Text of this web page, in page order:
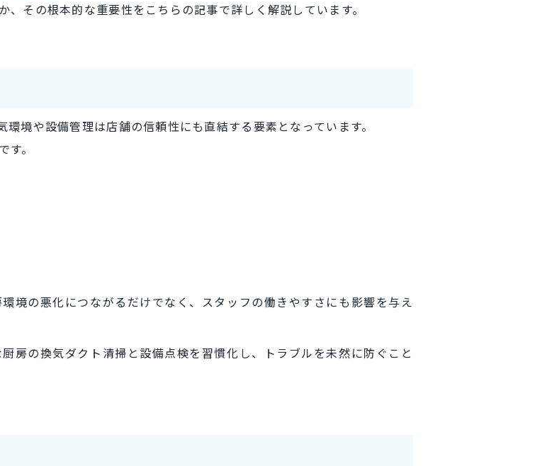
その根本的な重要性をこちらの記事で詳しく解説しています。
境や設備管理は店舗の信頼性にも直結する要素となっています。
。
境の悪化につながるだけでなく、スタッフの働きやすさにも影響を与え
房の換気ダクト清掃と設備点検を習慣化し、トラブルを未然に防ぐこと